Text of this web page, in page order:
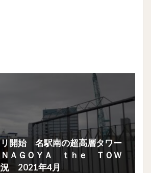
開始 名駅南の超高層タワー
ＮＡＧＯＹＡ ｔｈｅ ＴＯＷ
況 2021年4月